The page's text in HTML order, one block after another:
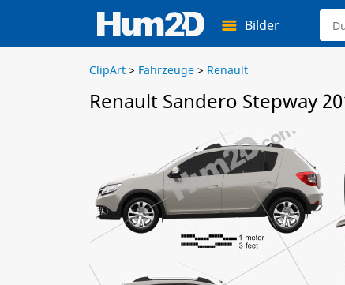
Bilder
ClipArt > Fahrzeuge > Renault
Renault Sandero Stepway